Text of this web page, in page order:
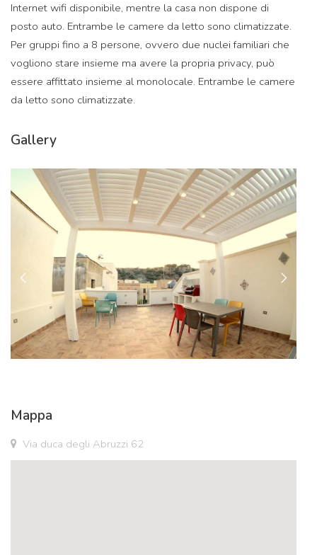
Internet wifi disponibile, mentre la casa non dispone di
posto auto. Entrambe le camere da letto sono climatizzate.
Per gruppi fino a 8 persone, ovvero due nuclei familiari che
vogliono stare insieme ma avere la propria privacy, può
essere affittato insieme al monolocale. Entrambe le camere
da letto sono climatizzate.
Gallery
Mappa
Via duca degli Abruzzi 62